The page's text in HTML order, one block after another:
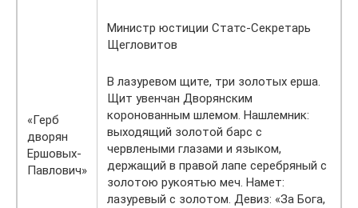
«Герб
дворян
Ершовых-
Павлович»
Министр юстиции Статс-Секретарь
Щегловитов
В лазуревом щите, три золотых ерша.
Щит увенчан Дворянским
коронованным шлемом. Нашлемник:
выходящий золотой барс с
червлеными глазами и языком,
держащий в правой лапе серебряный с
золотою рукоятью меч. Намет:
лазуревый с золотом. Девиз: «За Бога,